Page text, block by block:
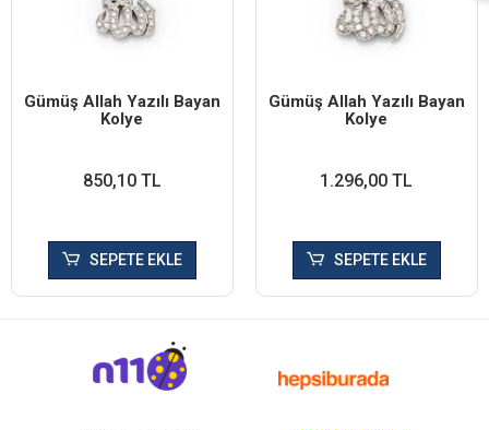
Gümüş Allah Yazılı Bayan
Kolye
850,10 TL
SEPETE EKLE
Gümüş Allah Yazılı Bayan
Kolye
1.296,00 TL
SEPETE EKLE